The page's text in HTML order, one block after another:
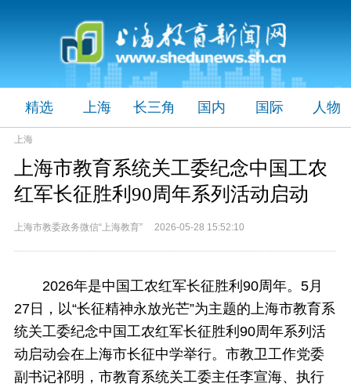
精选 上海 长三角 国内 国际 人物
上海
上海市教育系统关工委纪念中国工农
红军长征胜利90周年系列活动启动
上海市教委政务微信“上海教育” 2026-05-28 15:52:10
2026年是中国工农红军长征胜利90周年。5月
27日，以“长征精神永放光芒”为主题的上海市教育系
统关工委纪念中国工农红军长征胜利90周年系列活
动启动会在上海市长征中学举行。市教卫工作党委
副书记祁明，市教育系统关工委主任李宣海、执行